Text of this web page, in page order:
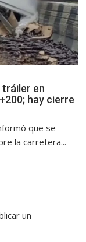
en
hay cierre
que se
la carretera...
un